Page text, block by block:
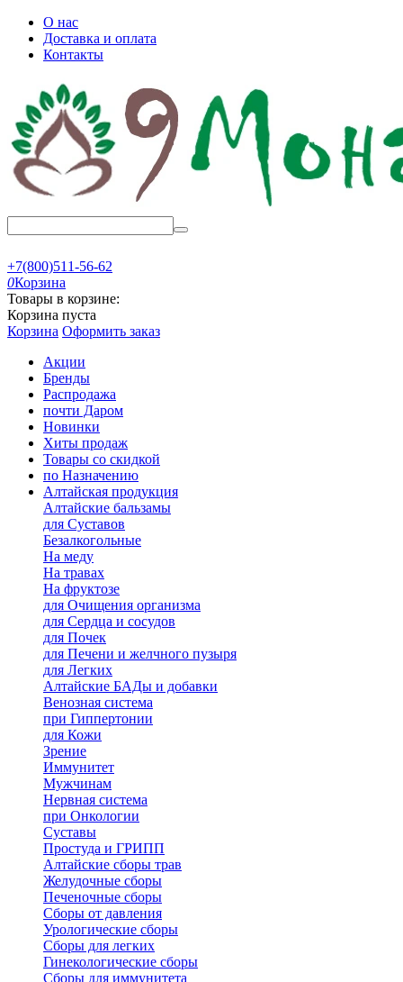
О нас
Доставка и оплата
Контакты
+7(800)511-56-62
0Корзина
Товары в корзине:
Корзина пуста
Корзина Оформить заказ
Акции
Бренды
Распродажа
почти Даром
Новинки
Хиты продаж
Товары со скидкой
по Назначению
Алтайская продукция
Алтайские бальзамы
для Суставов
Безалкогольные
На меду
На травах
На фруктозе
для Очищения организма
для Сердца и сосудов
для Почек
для Печени и желчного пузыря
для Легких
Алтайские БАДы и добавки
Венозная система
при Гиппертонии
для Кожи
Зрение
Иммунитет
Мужчинам
Нервная система
при Онкологии
Суставы
Простуда и ГРИПП
Алтайские сборы трав
Желудочные сборы
Печеночные сборы
Сборы от давления
Урологические сборы
Сборы для легких
Гинекологические сборы
Сборы для иммунитета